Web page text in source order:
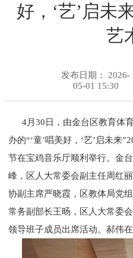
好，‘艺’启未
艺
发布日期： 2026-
05-01 15:30
4月30日，由金台区教育体
办的“‘童’唱美好，‘艺’启未来
节在宝鸡音乐厅顺利举行。金
峰，区人大常委会副主任周红
协副主席严晓霞，区教体局党
常务副部长王旸，区人大常委
领导班子成员出席活动。郝伟在